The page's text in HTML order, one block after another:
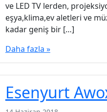
ve LED TV lerden,
eşya,klima,ev aletleri ve
kadar geniş bir […]
Daha fazla »
Esenyurt